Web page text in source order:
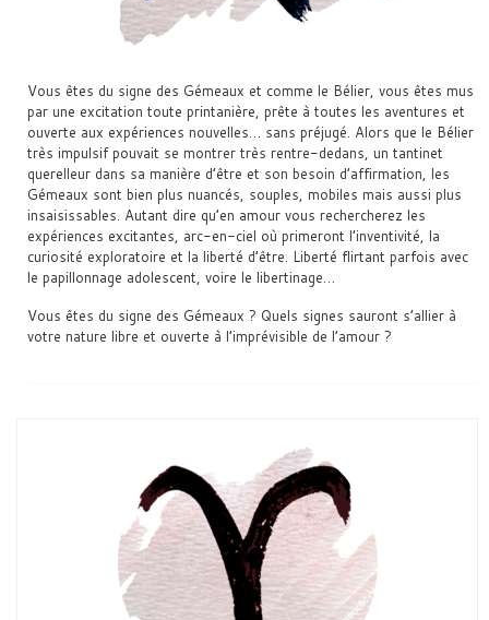
Vous êtes du signe des Gémeaux et comme le Bélier, vous êtes mus
par une excitation toute printanière, prête à toutes les aventures et
ouverte aux expériences nouvelles… sans préjugé. Alors que le Bélier
très impulsif pouvait se montrer très rentre-dedans, un tantinet
querelleur dans sa manière d’être et son besoin d’affirmation, les
Gémeaux sont bien plus nuancés, souples, mobiles mais aussi plus
insaisissables. Autant dire qu’en amour vous rechercherez les
expériences excitantes, arc-en-ciel où primeront l’inventivité, la
curiosité exploratoire et la liberté d’être. Liberté flirtant parfois avec
le papillonnage adolescent, voire le libertinage…
Vous êtes du signe des Gémeaux ? Quels signes sauront s’allier à
votre nature libre et ouverte à l’imprévisible de l’amour ?